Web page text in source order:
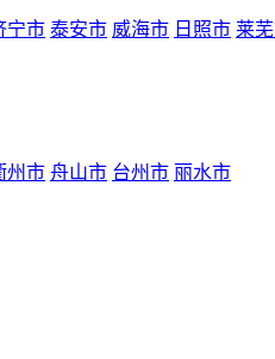
宁市 泰安市 威海市 日照市 莱
州市 舟山市 台州市 丽水市